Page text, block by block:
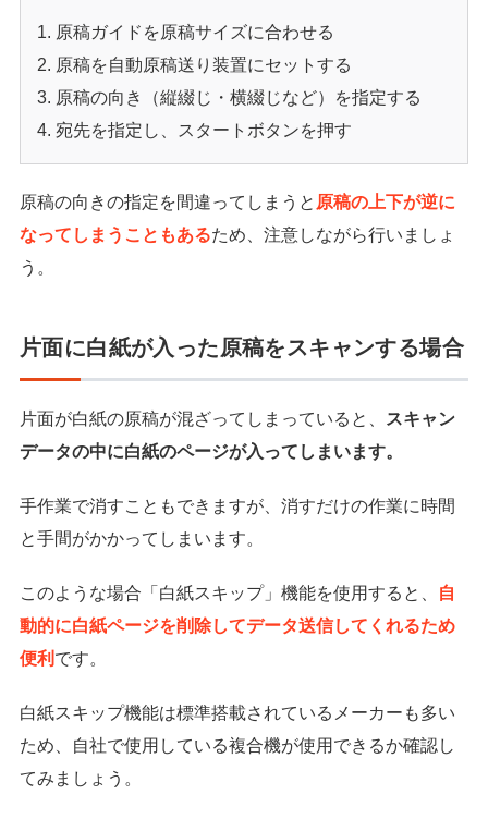
原稿ガイドを原稿サイズに合わせる
原稿を自動原稿送り装置にセットする
原稿の向き（縦綴じ・横綴じなど）を指定する
宛先を指定し、スタートボタンを押す
原稿の向きの指定を間違ってしまうと 原稿の上下が逆に
なってしまうこともあるため、注意しながら行いましょ
う。
片面に白紙が入った原稿をスキャンする場合
片面が白紙の原稿が混ざってしまっていると、
スキャン
データの中に白紙のページが入ってしまいます。
手作業で消すこともできますが、消すだけの作業に時間
と手間がかかってしまいます。
このような場合「白紙スキップ」機能を使用すると、
自
動的に白紙ページを削除してデータ送信してくれるため
便利 です。
白紙スキップ機能は標準搭載されているメーカーも多い
ため、自社で使用している複合機が使用できるか確認し
てみましょう。